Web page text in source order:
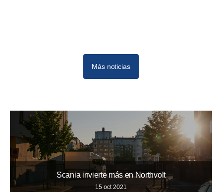
Más noticias
Scania invierte más en Northvolt
15 oct 2021